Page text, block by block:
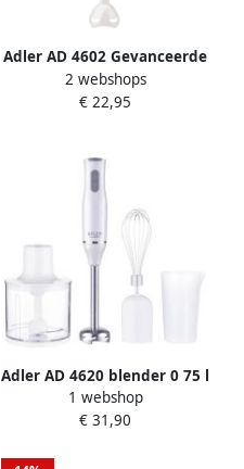
Adler AD 4602 Gevanceerde
staafmixer 200 Watt
2 webshops
€ 22,95
Adler AD 4620 blender 0 75 l
Staafmixer 800 W Wit
1 webshop
€ 31,90